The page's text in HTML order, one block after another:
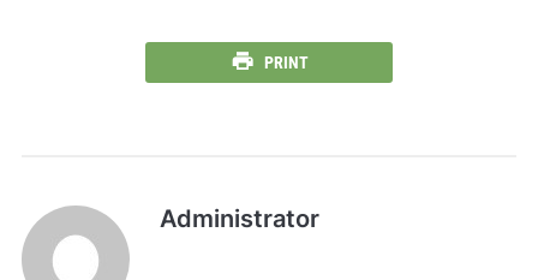
PRINT
Administrator